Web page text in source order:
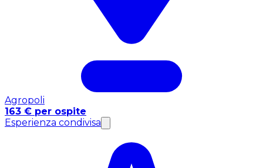
Agropoli
163 € per ospite
Esperienza condivisa